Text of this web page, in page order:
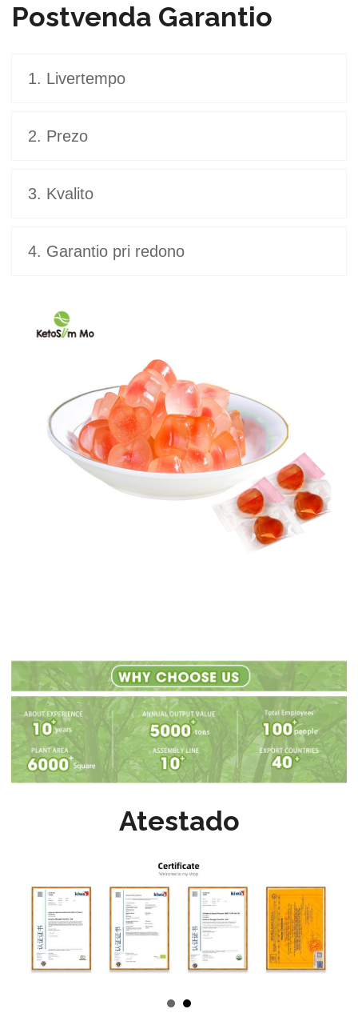
Postvenda Garantio
1. Livertempo
2. Prezo
3. Kvalito
4. Garantio pri redono
Atestado